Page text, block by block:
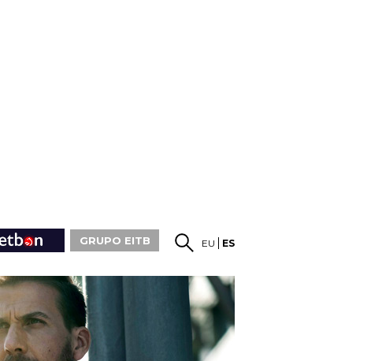
GRUPO EITB EU ES